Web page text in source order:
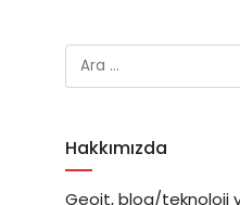
Hakkımızda
Geoit, blog/teknoloji